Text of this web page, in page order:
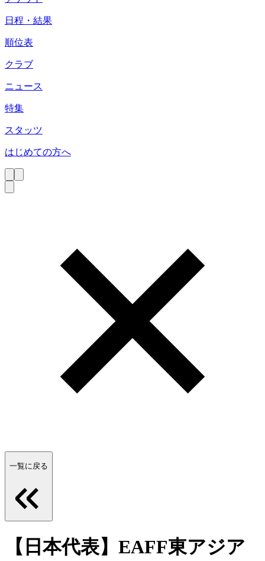
日程・結果
順位表
クラブ
ニュース
特集
スタッツ
はじめての方へ
一覧に戻る
【日本代表】EAFF東アジア